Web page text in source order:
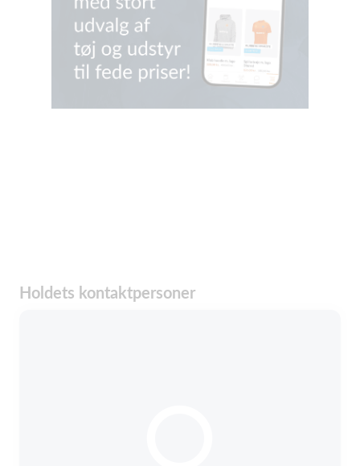
Holdets kontaktpersoner